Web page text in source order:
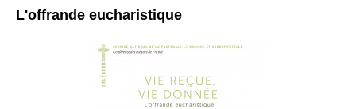
L'offrande eucharistique